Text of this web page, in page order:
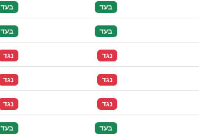
בעד בעד
בעד בעד
נגד נגד
נגד נגד
נגד נגד
בעד בעד